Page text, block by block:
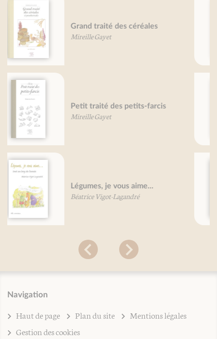
Pommes de terre, je vous aime ...
Daniel Pierre
Petit traité de la soupe
Marie-France Bertaud
Grand traité du café
Mireille Gayet
Navigation
Haut de page Plan du site
Mentions légales
Gestion des cookies